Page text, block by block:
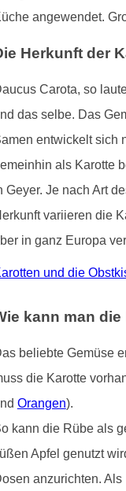
angewendet.
Herkunft der
Carota, so
das selbe. Das
entwickelt sich
als Karotte
Geyer. Je nach Art
variieren die
in ganz Europa
und die
kann man
beliebte Gemüse
die Karotte
Orangen).
kann die Rübe als
Apfel genutzt
anzurichten.